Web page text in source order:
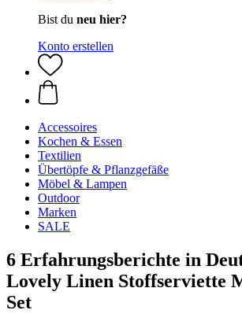
Bist du neu hier?
Konto erstellen
Accessoires
Kochen & Essen
Textilien
Übertöpfe & Pflanzgefäße
Möbel & Lampen
Outdoor
Marken
SALE
6 Erfahrungsberichte in
Lovely Linen Stoffserviette
Set